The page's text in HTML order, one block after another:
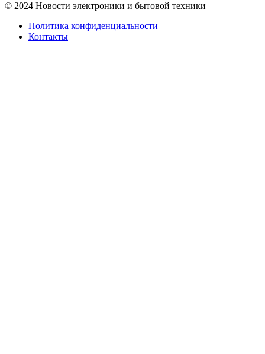
© 2024 Новости электроники и бытовой техники
Политика конфиденциальности
Контакты